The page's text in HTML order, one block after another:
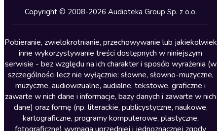
Kryminały
Lektury szkolne
Literatura anglojęzyczna
Literatura faktu
Literatura obyczajowa
Literatura piękna obca
Literatura piękna polska
Nagrania relaksacyjne
Copyright © 2008-2026 Audioteka Group Sp. z o.o.
Pobieranie, zwielokrotnianie, przechowywanie lub jakiekolwiek
inne wykorzystywanie treści dostępnych w niniejszym
serwisie - bez względu na ich charakter i sposób wyrażenia (w
szczególności lecz nie wyłącznie: słowne, słowno-muzyczne,
muzyczne, audiowizualne, audialne, tekstowe, graficzne i
zawarte w nich dane i informacje, bazy danych i zawarte w nich
dane) oraz formę (np. literackie, publicystyczne, naukowe,
kartograficzne, programy komputerowe, plastyczne,